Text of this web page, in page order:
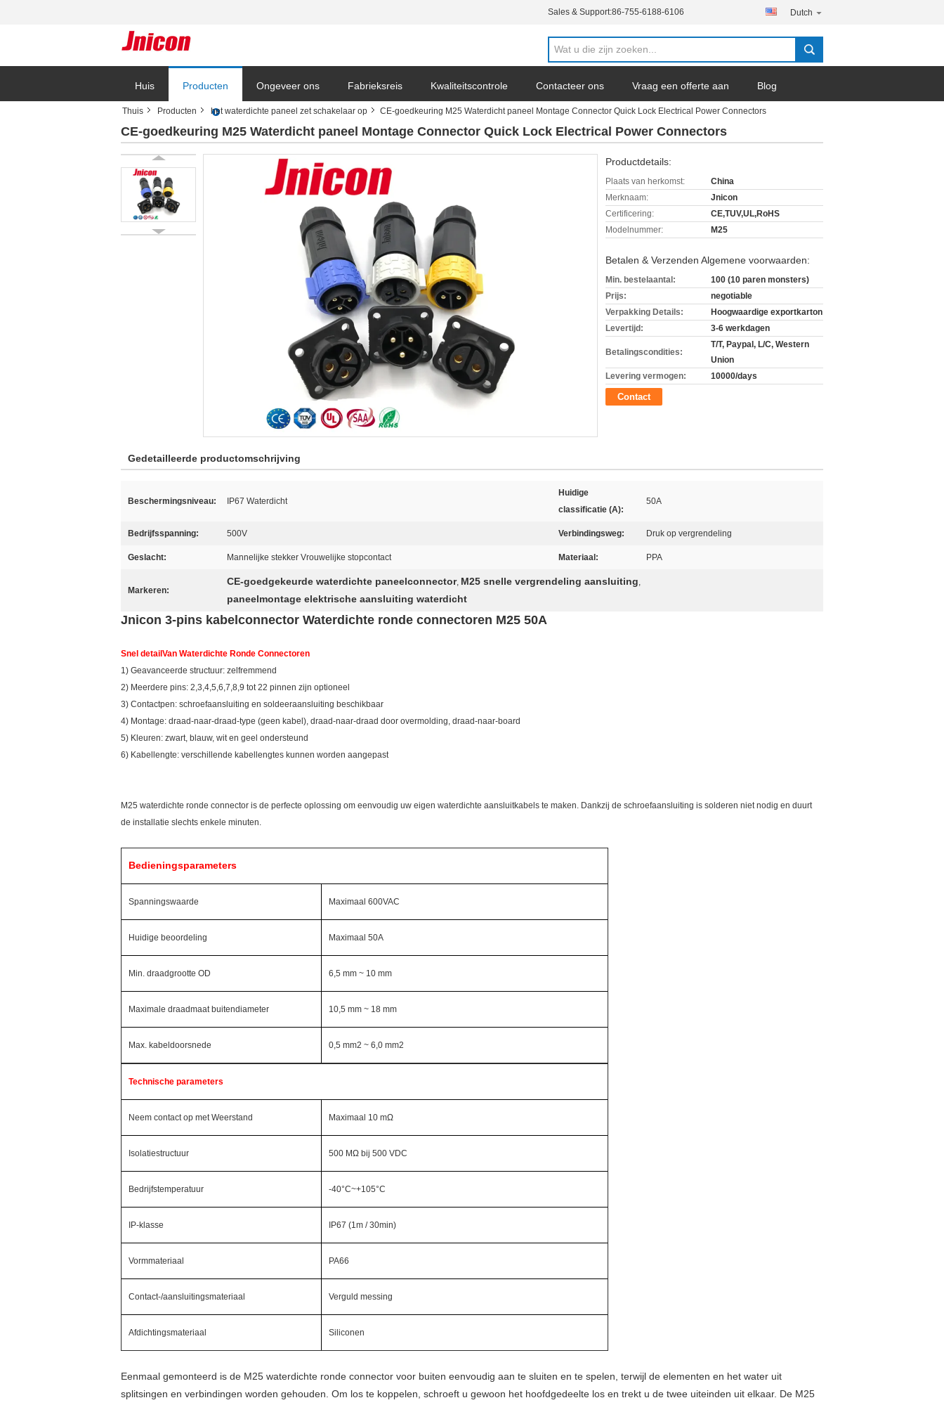
Sales & Support:86-755-6188-6106 Dutch
Huis Producten Ongeveer ons Fabrieksreis Kwaliteitscontrole Contacteer ons Vraag een offerte aan Blog
Thuis Producten het waterdichte paneel zet schakelaar op CE-goedkeuring M25 Waterdicht paneel Montage Connector Quick Lock Electrical Power Connectors
CE-goedkeuring M25 Waterdicht paneel Montage Connector Quick Lock Electrical Power Connectors
Productdetails:
Plaats van herkomst:
China
Merknaam:
Jnicon
Certificering:
CE,TUV,UL,RoHS
Modelnummer:
M25
Betalen & Verzenden Algemene voorwaarden:
Min. bestelaantal:
100 (10 paren monsters)
Prijs:
negotiable
Verpakking Details:
Hoogwaardige exportkarton
Levertijd:
3-6 werkdagen
Betalingscondities:
T/T, Paypal, L/C, Western
Union
Levering vermogen:
10000/days
Contact
Gedetailleerde productomschrijving
Beschermingsniveau: IP67 Waterdicht
Huidige
classificatie (A):
50A
Bedrijfsspanning: 500V Verbindingsweg: Druk op vergrendeling
Geslacht: Mannelijke stekker Vrouwelijke stopcontact Materiaal: PPA
Markeren:
CE-goedgekeurde waterdichte paneelconnector, M25 snelle vergrendeling aansluiting,
paneelmontage elektrische aansluiting waterdicht
Jnicon 3-pins kabelconnector Waterdichte ronde connectoren M25 50A
Snel detail Van Waterdichte Ronde Connectoren
1) Geavanceerde structuur: zelfremmend
2) Meerdere pins: 2,3,4,5,6,7,8,9 tot 22 pinnen zijn optioneel
3) Contactpen: schroefaansluiting en soldeeraansluiting beschikbaar
4) Montage: draad-naar-draad-type (geen kabel), draad-naar-draad door overmolding, draad-naar-board
5) Kleuren: zwart, blauw, wit en geel ondersteund
6) Kabellengte: verschillende kabellengtes kunnen worden aangepast
M25 waterdichte ronde connector is de perfecte oplossing om eenvoudig uw eigen waterdichte aansluitkabels te maken. Dankzij de schroefaansluiting is solderen niet nodig en duurt
de installatie slechts enkele minuten.
Bedieningsparameters
Spanningswaarde Maximaal 600VAC
Huidige beoordeling Maximaal 50A
Min. draadgrootte OD 6,5 mm ~ 10 mm
Maximale draadmaat buitendiameter 10,5 mm ~ 18 mm
Max. kabeldoorsnede 0,5 mm2 ~ 6,0 mm2
Technische parameters
Neem contact op met Weerstand Maximaal 10 mΩ
Isolatiestructuur 500 MΩ bij 500 VDC
Bedrijfstemperatuur -40°C~+105°C
IP-klasse IP67 (1m / 30min)
Vormmateriaal PA66
Contact-/aansluitingsmateriaal Verguld messing
Afdichtingsmateriaal Siliconen
Eenmaal gemonteerd is de M25 waterdichte ronde connector voor buiten eenvoudig aan te sluiten en te spelen, terwijl de elementen en het water uit
splitsingen en verbindingen worden gehouden. Om los te koppelen, schroeft u gewoon het hoofdgedeelte los en trekt u de twee uiteinden uit elkaar. De M25